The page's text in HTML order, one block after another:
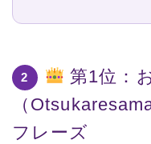
2
第1位：
（
フレーズ